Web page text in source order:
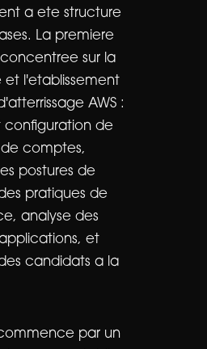
a ete structure
La premiere
sur la
l'etablissement
AWS :
configuration de
comptes,
postures de
pratiques de
analyse des
et
candidats a la
par un